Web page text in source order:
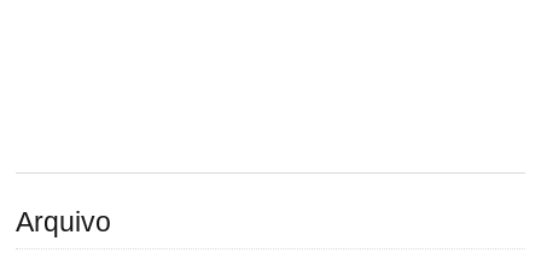
Arquivo